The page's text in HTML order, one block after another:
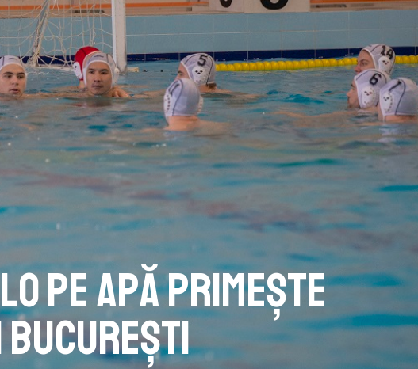
pe apă primește